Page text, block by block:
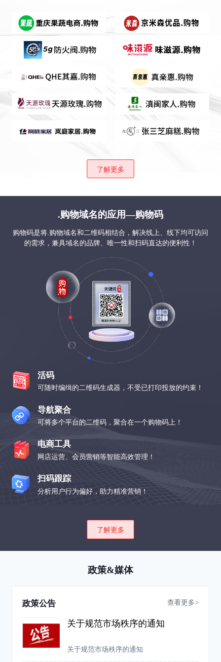
了解更多
.购物域名的应用—购物码
购物码是将.购物域名和二维码相结合，解决线上、线下均可访问
的需求，兼具域名的品牌、唯一性和扫码直达的便利性！
活码
可随时编缉的二维码生成器，不受已打印投放的约束！
导航聚合
可将多个平台的二维码，聚合在一个购物码上！
电商工具
网店运营、会员营销等智能高效管理！
扫码跟踪
分析用户行为偏好，助力精准营销！
了解更多
政策&媒体
政策公告 查看更多>
关于规范市场秩序的通知
关于规范市场秩序的通知